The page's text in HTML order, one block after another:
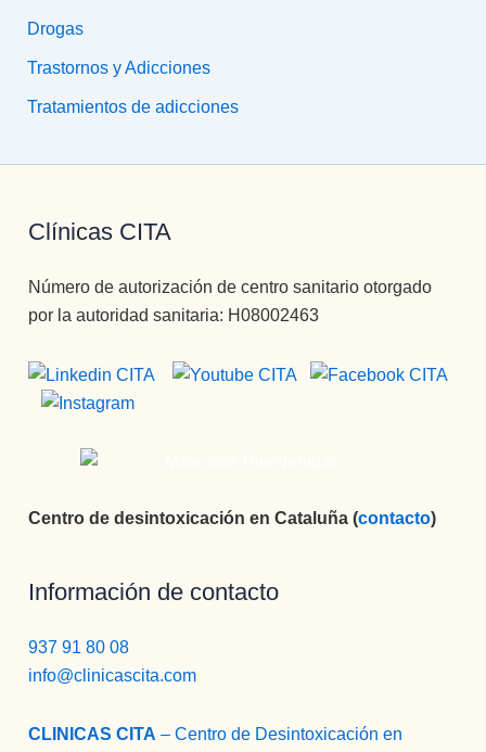
Drogas
Trastornos y Adicciones
Tratamientos de adicciones
Clínicas CITA
Número de autorización de centro sanitario otorgado
por la autoridad sanitaria: H08002463
Centro de desintoxicación en Cataluña (contacto)
Información de contacto
937 91 80 08
info@clinicascita.com
CLINICAS CITA – Centro de Desintoxicación en